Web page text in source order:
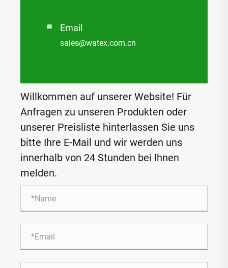
 Email
sales@watex.com.cn
Willkommen auf unserer Website! Für
Anfragen zu unseren Produkten oder
unserer Preisliste hinterlassen Sie uns
bitte Ihre E-Mail und wir werden uns
innerhalb von 24 Stunden bei Ihnen
melden.